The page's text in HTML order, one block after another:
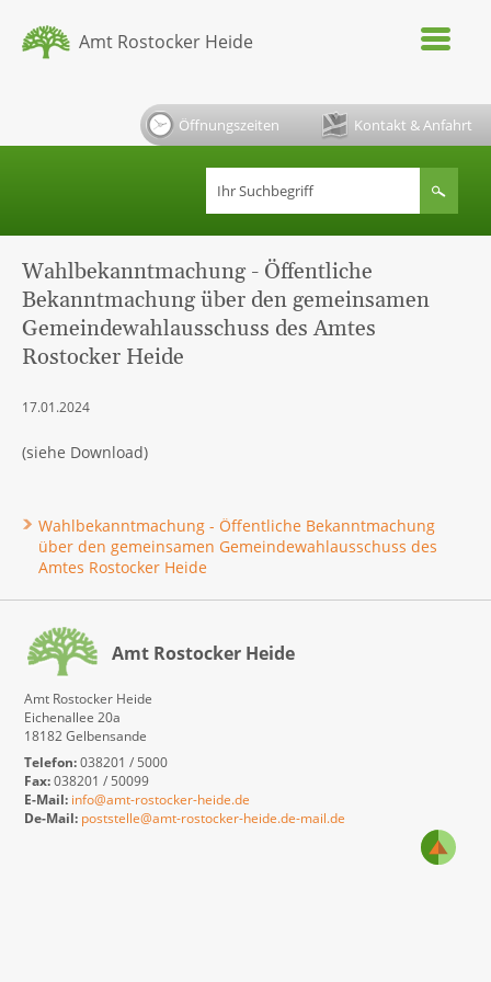
Amt Rostocker Heide
Öffnungszeiten Kontakt & Anfahrt
Wahlbekanntmachung - Öffentliche
Bekanntmachung über den gemeinsamen
Gemeindewahlausschuss des Amtes
Rostocker Heide
17.01.2024
(siehe Download)
Wahlbekanntmachung - Öffentliche Bekanntmachung
über den gemeinsamen Gemeindewahlausschuss des
Amtes Rostocker Heide
Amt Rostocker Heide
Amt Rostocker Heide
Eichenallee 20a
18182 Gelbensande
Telefon:038201 / 5000
Fax:038201 / 50099
E-Mail: info@amt-rostocker-heide.de
De-Mail: poststelle@amt-rostocker-heide.de-mail.de